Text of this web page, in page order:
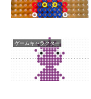
ゲームキャラクター